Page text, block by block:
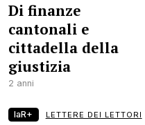
Di finanze
cantonali e
cittadella della
giustizia
2 anni
laR+ LETTERE DEI LETTORI